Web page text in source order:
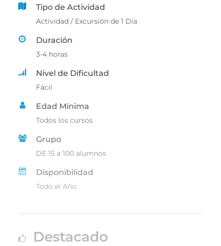
Tipo de Actividad
Actividad / Excursión de 1 Día
Duración
3-4 horas
Nivel de Dificultad
Fácil
Edad Mínima
Todos los cursos
Grupo
DE 15 a 100 alumnos
Disponibilidad
Todo el Año
Destacado